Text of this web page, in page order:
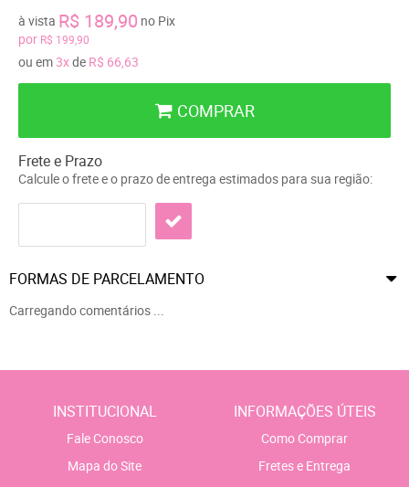
por R$ 199,90
à vista R$ 189,90 no Pix
ou em3xde R$ 66,63
COMPRAR
Frete e Prazo
Calcule o frete e o prazo de entrega estimados para sua região:
FORMAS DE PARCELAMENTO
Carregando comentários ...
INSTITUCIONAL
Fale Conosco
Mapa do Site
INFORMAÇÕES ÚTEIS
Como Comprar
Fretes e Entrega